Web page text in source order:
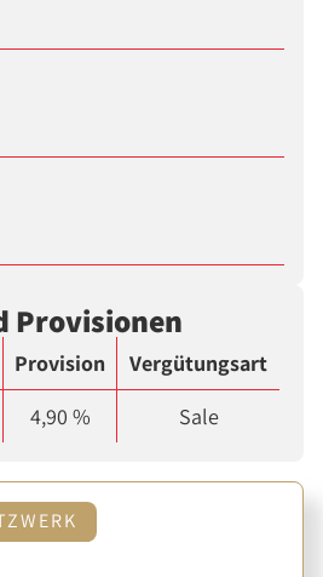
Provisionen
Provision
Vergütungsart
4,90 % Sale